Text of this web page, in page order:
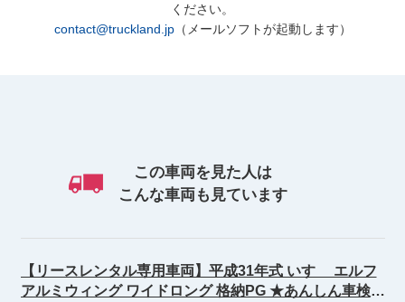
ください。
contact@truckland.jp（メールソフトが起動します）
この車両を見た人は
こんな車両も見ています
【リースレンタル専用車両】平成31年式 いすゞ エルフ
アルミウィング ワイドロング 格納PG ★あんしん車検パ